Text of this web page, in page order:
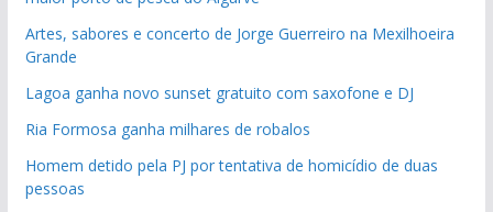
Artes, sabores e concerto de Jorge Guerreiro na Mexilhoeira
Grande
Lagoa ganha novo sunset gratuito com saxofone e DJ
Ria Formosa ganha milhares de robalos
Homem detido pela PJ por tentativa de homicídio de duas
pessoas